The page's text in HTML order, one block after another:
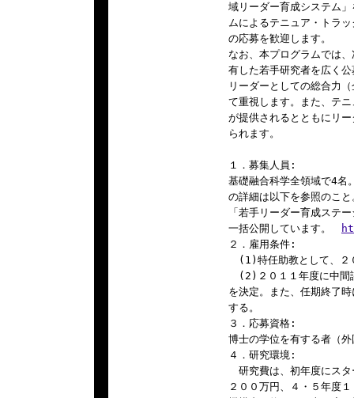
域リーダー育成システム
ムによるテニュア・トラ
の応募を歓迎します。
なお、本プログラムでは
有した若手研究者を広く
リーダーとしての総合力
て重視します。また、テ
が提供されるとともにリ
られます。
１．募集人員:
基礎融合科学全領域で4名
の詳細は以下を参照のこ
「若手リーダー育成ステ
一括公開しています。
２．雇用条件:
(1)特任助教として、２
(2)２０１１年度に中間
を決定。また、任期終了
する。
３．応募資格:
博士の学位を有する者（
４．研究環境:
研究費は、初年度にスタ
２００万円、４・５年度